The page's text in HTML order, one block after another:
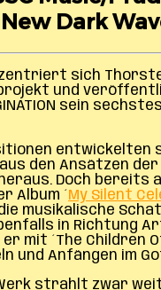
New Dark
sich
und
sein
entwickelten
den Ansätzen
Doch bereits
Album ´ My Silent
musikalische
in Richtung
mit ´The Children
und Anfängen im
strahlt zwar